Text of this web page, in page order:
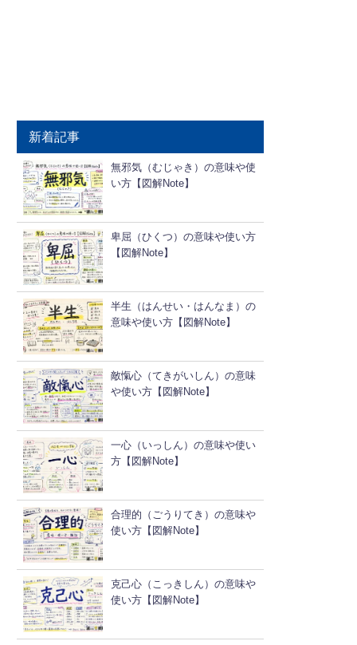
新着記事
無邪気（むじゃき）の意味や使
い方【図解Note】
卑屈（ひくつ）の意味や使い方
【図解Note】
半生（はんせい・はんなま）の
意味や使い方【図解Note】
敵愾心（てきがいしん）の意味
や使い方【図解Note】
一心（いっしん）の意味や使い
方【図解Note】
合理的（ごうりてき）の意味や
使い方【図解Note】
克己心（こっきしん）の意味や
使い方【図解Note】